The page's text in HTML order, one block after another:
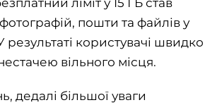
ліміт у 15 ГБ став
пошти та файлів у
результаті користувачі швидко
вільного місця.
дедалі більшої уваги